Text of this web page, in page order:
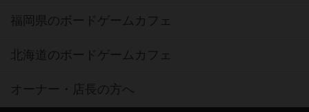
福岡県のボードゲームカフェ
北海道のボードゲームカフェ
オーナー・店長の方へ